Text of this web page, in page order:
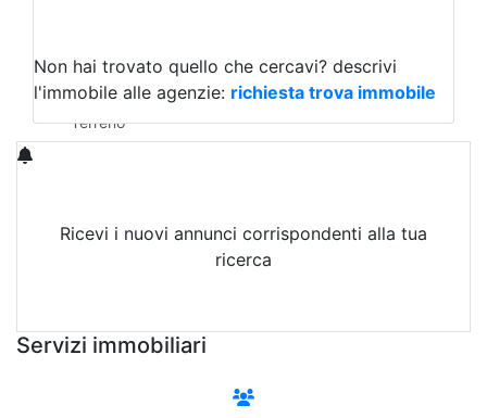
Qualsiasi
Terreno edificabile
Terreno
Non hai trovato quello che cercavi? descrivi
l'immobile alle agenzie: richiesta trova immobile
Ricevi i nuovi annunci corrispondenti alla tua
ricerca
Servizi immobiliari